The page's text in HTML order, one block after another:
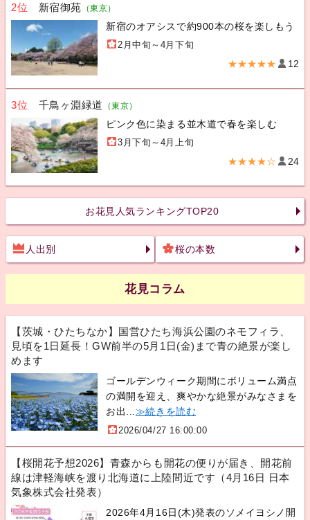
2位 新宿御苑 （東京）
新宿のオアシスで約900本の桜を楽しもう
2月中旬～4月下旬
★★★★★ 12
3位 千鳥ヶ淵緑道 （東京）
ピンク色に染まる並木道で春を楽しむ
3月下旬～4月上旬
★★★★☆ 24
お花見人気ランキングTOP20
人出別 桜の本数
花見コラム
【茨城・ひたちなか】国営ひたち海浜公園のネモフィラ、
見頃を1日延長！GW前半の5月1日(金)まで青の絶景が楽し
めます
ゴールデンウィーク期間にボリューム満点
の満開を迎え、爽やかな絶景がみなさまを
お出... ≫続きを読む
2026/04/27 16:00:00
【桜開花予想2026】青森からも開花の便りが届き、開花前
線は津軽海峡を渡り北海道に上陸間近です（4月16日 日本
気象株式会社発表）
2026年4月16日(木)発表のソメイヨシノ開